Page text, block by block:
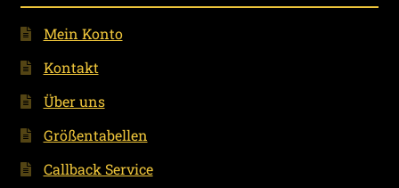
Mein Konto
Kontakt
Über uns
Größentabellen
Callback Service